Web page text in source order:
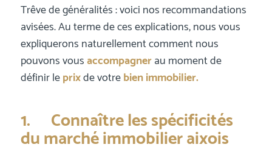
Trêve de généralités : voici nos recommandations
avisées. Au terme de ces explications, nous vous
expliquerons naturellement comment nous
pouvons vousaccompagnerau moment de
définir leprixde votrebien immobilier.
1. Connaître les spécificités
du marché immobilier aixois